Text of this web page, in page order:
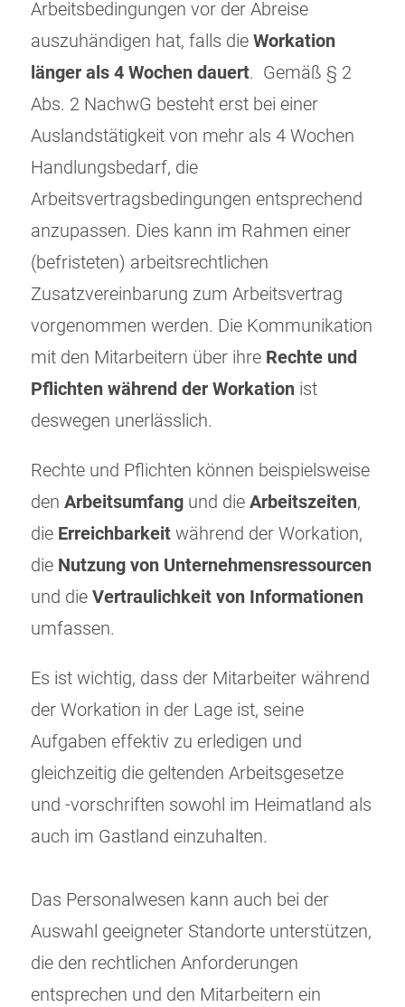
Arbeitsbedingungen vor der Abreise
auszuhändigen hat, falls die Workation
länger als 4 Wochen dauert. Gemäß § 2
Abs. 2 NachwG besteht erst bei einer
Auslandstätigkeit von mehr als 4 Wochen
Handlungsbedarf, die
Arbeitsvertragsbedingungen entsprechend
anzupassen. Dies kann im Rahmen einer
(befristeten) arbeitsrechtlichen
Zusatzvereinbarung zum Arbeitsvertrag
vorgenommen werden. Die Kommunikation
mit den Mitarbeitern über ihre Rechte und
Pflichten während der Workation ist
deswegen unerlässlich.
Rechte und Pflichten können beispielsweise
den Arbeitsumfang und die Arbeitszeiten,
die Erreichbarkeit während der Workation,
die Nutzung von Unternehmensressourcen
und die Vertraulichkeit von Informationen
umfassen.
Es ist wichtig, dass der Mitarbeiter während
der Workation in der Lage ist, seine
Aufgaben effektiv zu erledigen und
gleichzeitig die geltenden Arbeitsgesetze
und -vorschriften sowohl im Heimatland als
auch im Gastland einzuhalten.
Das Personalwesen kann auch bei der
Auswahl geeigneter Standorte unterstützen,
die den rechtlichen Anforderungen
entsprechen und den Mitarbeitern ein